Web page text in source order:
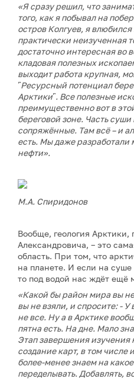
«Я сразу решил, что
того, как я побывал на
остров Колгуев, я
практически неизученная
достаточно интересная во
кладовая полезных
выходит работа крупная,
῝Ресурсный потенциал
Арктики῝. Все полезные
преимущественно вот в
береговой зоне. Часть суши
сопряжённые. Там всё – и
есть. Мы даже разработали
нефти».
М.А. Спиридонов
Вообще, геология
Александровича, – это
область. При том, что
на планете. И если на
то под водой нас ждёт ещё
«Какой бы район мира вы
вы не взяли, и спросите: - У
не все. Ну а в Арктике
пятна есть. На дне. Мало
Этап завершения изучения
создание карт, в том числе
более-менее знаем на
переделывать. Добавлять,